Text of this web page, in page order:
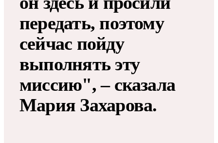
передать, поэтому
сейчас пойду
выполнять эту
миссию", – сказала
Мария Захарова.